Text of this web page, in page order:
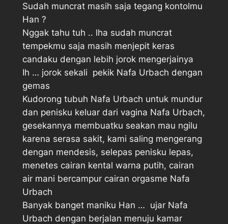
Sudah muncrat masih saja tegang kontolmu
Han ?
Nggak tahu tuh .. lha sudah muncrat
tempekmu saja masih menjepit keras 
candaku dengan lebih jorok mengerjainya
Ih … jorok sekali  pekik Nafa Urbach dengan
gemas
Kudorong tubuh Nafa Urbach untuk mundur
dan penisku keluar dari vagina Nafa Urbach,
gesekannya membuatku seakan mau ngilu
karena serasa sakit, kami saling mengerang
dengan mendesis, selepas penisku lepas,
menetes cairan kental warna putih, cairan
air mani bercampur cairan orgasme Nafa
Urbach
Banyak banget maniku Han …  ujar Nafa
Urbach dengan berjalan menuju kamar